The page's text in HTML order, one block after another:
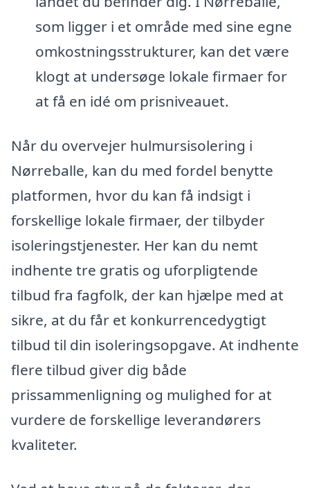
som ligger i et område med sine egne
omkostningsstrukturer, kan det være
klogt at undersøge lokale firmaer for
at få en idé om prisniveauet.
Når du overvejer hulmursisolering i
Nørreballe, kan du med fordel benytte
platformen, hvor du kan få indsigt i
forskellige lokale firmaer, der tilbyder
isoleringstjenester. Her kan du nemt
indhente tre gratis og uforpligtende
tilbud fra fagfolk, der kan hjælpe med at
sikre, at du får et konkurrencedygtigt
tilbud til din isoleringsopgave. At indhente
flere tilbud giver dig både
prissammenligning og mulighed for at
vurdere de forskellige leverandørers
kvaliteter.